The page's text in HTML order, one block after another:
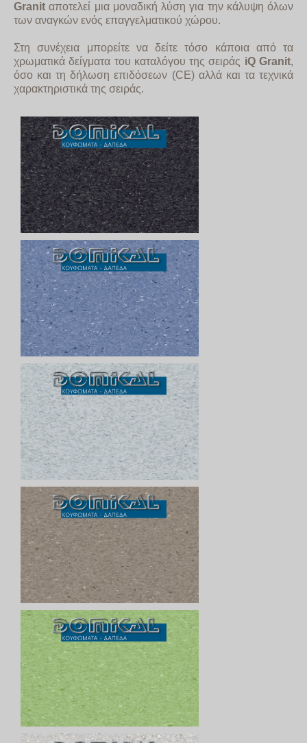
Granitαποτελεί μια μοναδική λύση για την κάλυψη όλων
των αναγκών ενός επαγγελματικού χώρου.
Στη συνέχεια μπορείτε να δείτε τόσο κάποια από τα
χρωματικά δείγματα του καταλόγου της σειράς iQ Granit,
όσο και τη δήλωση επιδόσεων (CE) αλλά και τα τεχνικά
χαρακτηριστικά της σειράς.